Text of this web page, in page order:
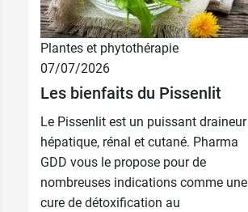
Plantes et phytothérapie
07/07/2026
Les bienfaits du Pissenlit
Le Pissenlit est un puissant draineur
hépatique, rénal et cutané. Pharma
GDD vous le propose pour de
nombreuses indications comme une
cure de détoxification au